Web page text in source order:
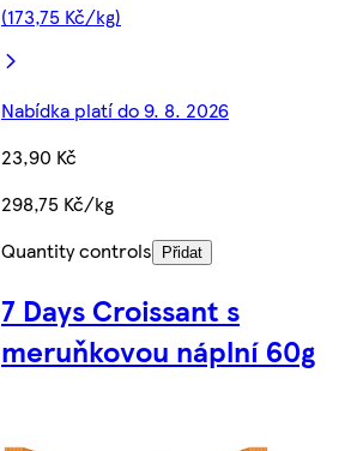
(173,75 Kč/kg)
Nabídka platí do 9. 8. 2026
23,90 Kč
298,75 Kč/kg
Quantity controls
Přidat
7 Days Croissant s
meruňkovou náplní 60g